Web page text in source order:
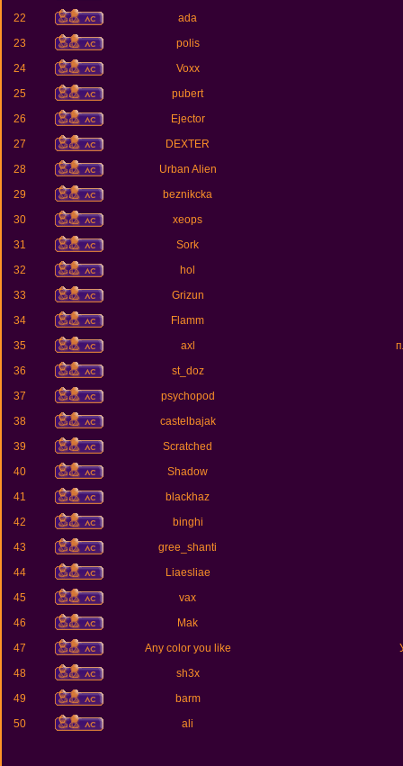
22
ada
23
polis
24
Voxx
25
pubert
26
Ejector
27
DEXTER
28
Urban Alien
29
beznikcka
30
xeops
31
Sork
32
hol
33
Grizun
34
Flamm
35
axl
36
st_doz
37
psychopod
38
castelbajak
39
Scratched
40
Shadow
41
blackhaz
42
binghi
43
gree_shanti
44
Liaesliae
45
vax
46
Mak
47
Any color you like
48
sh3x
49
barm
50
ali